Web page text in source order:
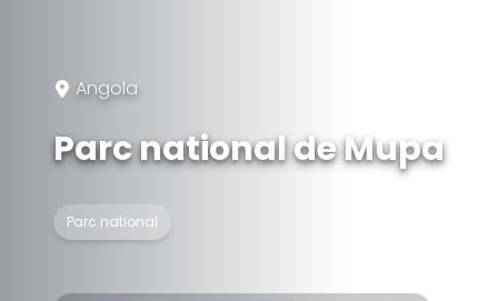
Angola
Parc national de Mupa
Parc national